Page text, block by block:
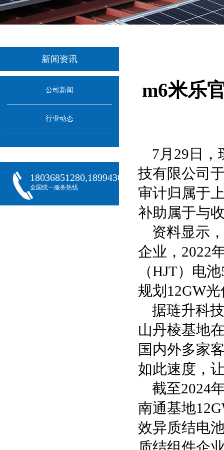
新闻资讯
公司新闻
行业动态
18036851280,18994301288,18068407382
全国统一服务热线
m6米乐
7月29日
技有限公司
审计归属于
补助属于与
资料显示
企业，2022
（HJT）电
规划12GW
据琏升科
山丹棱基地
国内外多家
如此速度，
截至2024
南通基地
效异质结电